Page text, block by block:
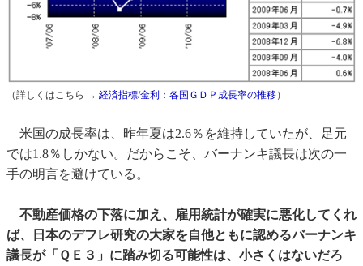
（詳しくはこちら → 経済指標/金利：各国ＧＤＰ成長率の推移）
米国の成長率は、昨年夏は2.6％を維持していたが、足元
では1.8％しかない。だからこそ、バーナンキ議長は次の一
手の明言を避けている。
不動産価格の下落に加え、雇用統計が確実に悪化してくれ
ば、日本のデフレ研究の大家を自他ともに認めるバーナンキ
議長が「ＱＥ３」に踏み切る可能性は、小さくはないだろ